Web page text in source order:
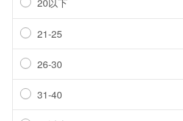
21-25
26-30
31-40